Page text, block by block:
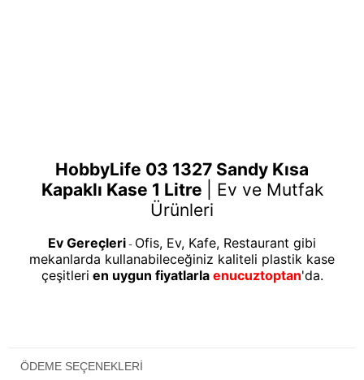
HobbyLife 03 1327 Sandy Kısa
Kapaklı Kase 1 Litre
Ev ve Mutfak
Ürünleri
Ev Gereçleri - Ofis, Ev, Kafe, Restaurant gibi
mekanlarda kullanabileceğiniz kaliteli plastik kase
çeşitleri en uygun fiyatlarla enucuztoptan'da.
ÖDEME SEÇENEKLERI